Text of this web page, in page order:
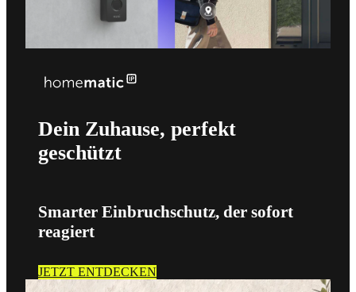
Dein Zuhause, perfekt
geschützt
Smarter Einbruchschutz, der sofort
reagiert
JETZT ENTDECKEN